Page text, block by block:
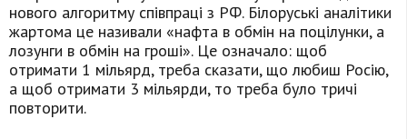
нового алгоритму співпраці з РФ. Білоруські аналітики
жартома це називали «нафта в обмін на поцілунки, а
лозунги в обмін на гроші». Це означало: щоб
отримати 1 мільярд, треба сказати, що любиш Росію,
а щоб отримати 3 мільярди, то треба було тричі
повторити.